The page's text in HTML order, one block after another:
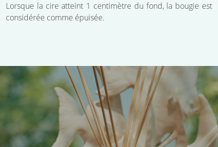
Lorsque la cire atteint 1 centimètre du fond, la bougie est
considérée comme épuisée.